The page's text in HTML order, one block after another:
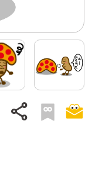
share